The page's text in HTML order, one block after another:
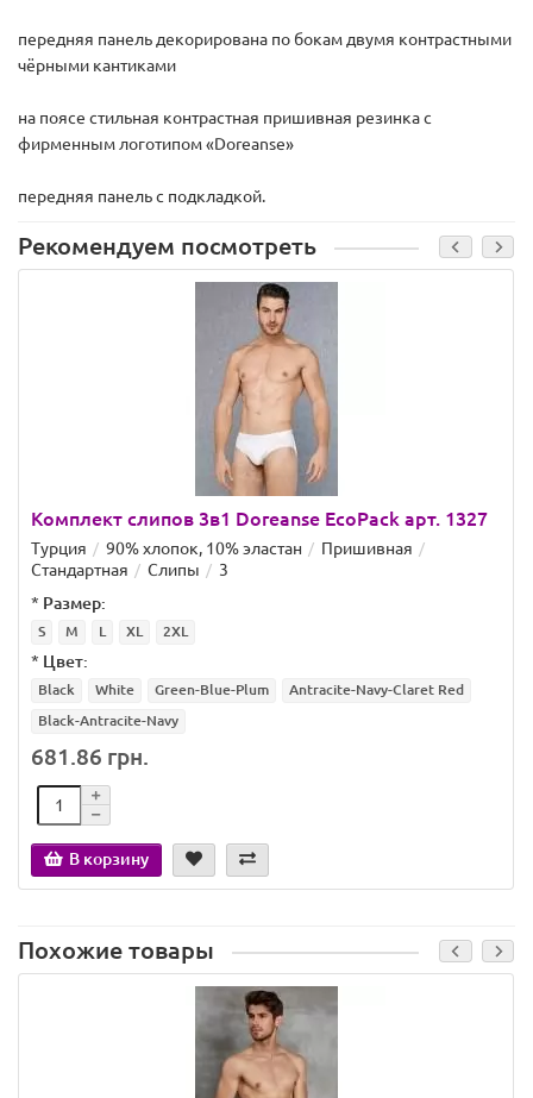
передняя панель декорирована по бокам двумя контрастными
чёрными кантиками
на поясе стильная контрастная пришивная резинка с
фирменным логотипом «Doreanse»
передняя панель с подкладкой.
Рекомендуем посмотреть
Комплект слипов 3в1 Doreanse EcoPack арт. 1327
Турция 90% хлопок, 10% эластан
Пришивная
Стандартная
Слипы
3
* Размер:
S M L XL 2XL
* Цвет:
Black White Green-Blue-Plum
Antracite-Navy-Claret Red
Black-Antracite-Navy
681.86 грн.
В корзину
Похожие товары